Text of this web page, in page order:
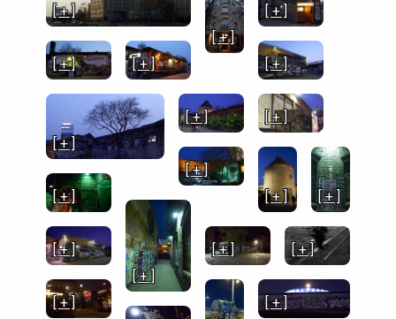
[ + ]
[ + ]
[ + ]
[ + ] [ + ] [ + ]
[ + ]
[ + ] [ + ]
[ + ]
[ + ]
[ + ]
[ + ]
[ + ]
[ + ] [ + ] [ + ]
[ + ]
[ + ]